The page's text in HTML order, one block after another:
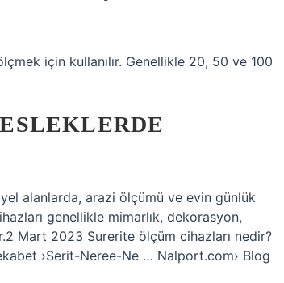
için kullanılır. Genellikle 20, 50 ve 100
alanlarda, arazi ölçümü ve evin günlük
genellikle mimarlık, dekorasyon,
Mart 2023 Surerite ölçüm cihazları nedir?
›Serit-Neree-Ne … Nalport.com› Blog